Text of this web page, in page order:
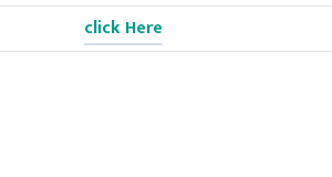
click Here